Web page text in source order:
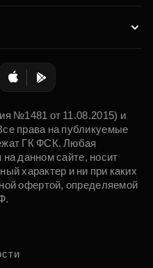
№1481 от 11.08.2015) и
права на публикуемые
ГК ФСК. Любая
данном сайте, носит
характер и ни при каких
офертой, определяемой